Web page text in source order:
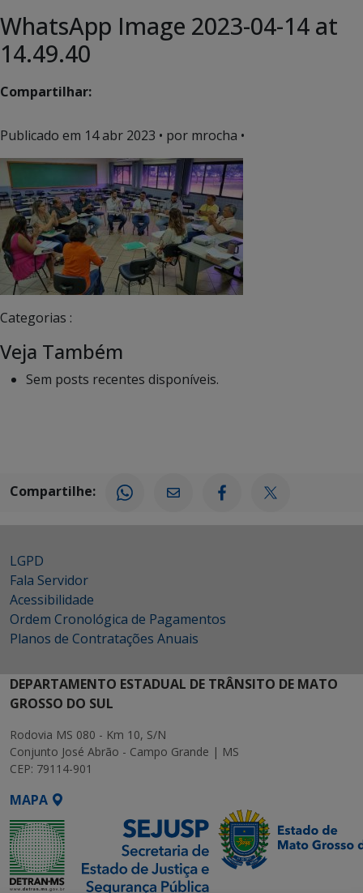
WhatsApp Image 2023-04-14 at
14.49.40
Compartilhar:
Publicado em 14 abr 2023 • por mrocha •
Categorias :
Veja Também
Sem posts recentes disponíveis.
Compartilhe:
LGPD
Fala Servidor
Acessibilidade
Ordem Cronológica de Pagamentos
Planos de Contratações Anuais
DEPARTAMENTO ESTADUAL DE TRÂNSITO DE MATO
GROSSO DO SUL
Rodovia MS 080 - Km 10, S/N
Conjunto José Abrão - Campo Grande | MS
CEP: 79114-901
MAPA